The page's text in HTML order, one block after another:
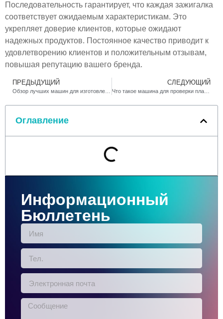
Последовательность гарантирует, что каждая зажигалка
соответствует ожидаемым характеристикам. Это
укрепляет доверие клиентов, которые ожидают
надежных продуктов. Постоянное качество приводит к
удовлетворению клиентов и положительным отзывам,
повышая репутацию вашего бренда.
ПРЕДЫДУЩИЙ
Обзор лучших машин для изготовления зажигалок 2025 года
СЛЕДУЮЩИЙ
Что такое машина для проверки пламени и как она работает
Оглавление
Информационный
Бюллетень